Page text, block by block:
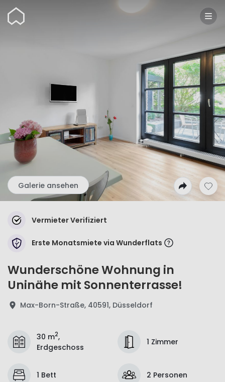
Wunderflats
Galerie ansehen
Vermieter Verifiziert
Erste Monatsmiete via Wunderflats
Wunderschöne Wohnung in
Uninähe mit Sonnenterrasse!
Max-Born-Straße, 40591, Düsseldorf
30 m2,
Erdgeschoss
1 Zimmer
1 Bett 2 Personen